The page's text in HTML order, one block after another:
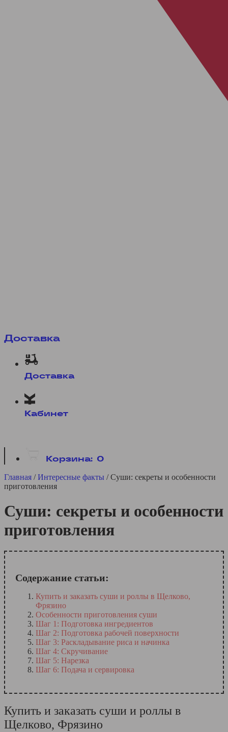
Доставка
Доставка
Кабинет
Корзина: 0
Главная / Интересные факты / Суши: секреты и особенности
приготовления
Суши: секреты и особенности
приготовления
Содержание статьи:
Купить и заказать суши и роллы в Щелково,
Фрязино
Особенности приготовления суши
Шаг 1: Подготовка ингредиентов
Шаг 2: Подготовка рабочей поверхности
Шаг 3: Раскладывание риса и начинка
Шаг 4: Скручивание
Шаг 5: Нарезка
Шаг 6: Подача и сервировка
Купить и заказать суши и роллы в
Щелково, Фрязино